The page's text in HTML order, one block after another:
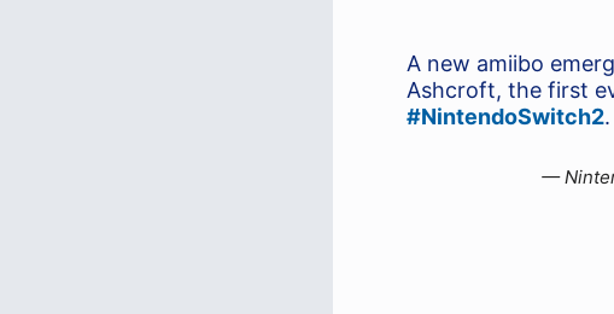
A new amiibo
Ashcroft, the first
#NintendoSwitch2.
—